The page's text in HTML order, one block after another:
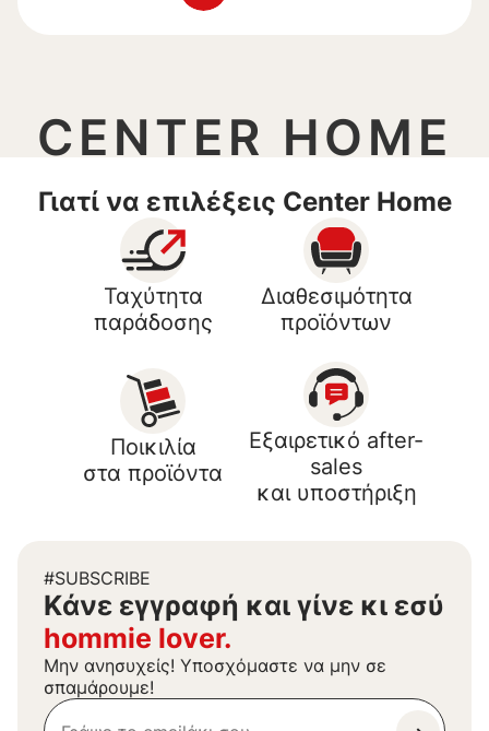
CENTER HOME
Γιατί να επιλέξεις Center Home
Ταχύτητα
παράδοσης
Διαθεσιμότητα
προϊόντων
Ποικιλία
στα προϊόντα
Εξαιρετικό after-
sales
και υποστήριξη
#SUBSCRIBE
Kάνε εγγραφή και γίνε κι εσύ
hommie lover.
Μην ανησυχείς! Υποσχόμαστε να μην σε
σπαμάρουμε!